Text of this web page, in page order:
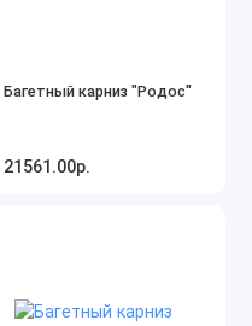
Багетный карниз "Родос"
21561.00р.